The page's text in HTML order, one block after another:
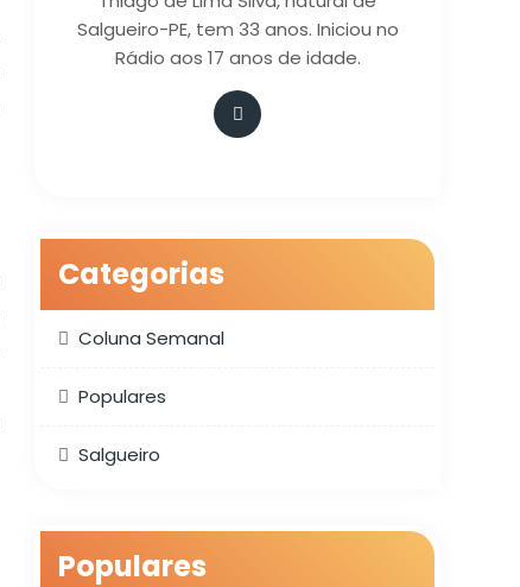
Salgueiro-PE, tem 33 anos. Iniciou no
Rádio aos 17 anos de idade.
Categorias
Coluna Semanal
Populares
Salgueiro
Populares